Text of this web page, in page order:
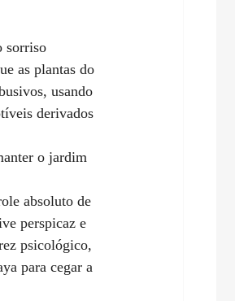
sorriso
as plantas do
usando
derivados
o jardim
absoluto de
perspicaz e
psicológico,
para cegar a